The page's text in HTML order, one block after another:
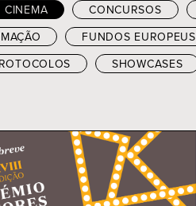
CINEMA CONCURSOS
FUNDOS EUROPEUS
SHOWCASES